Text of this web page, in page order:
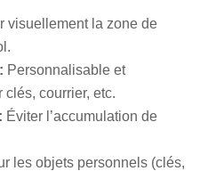
visuellement la zone de
Personnalisable et
courrier, etc.
Éviter l’accumulation de
les objets personnels (clés,